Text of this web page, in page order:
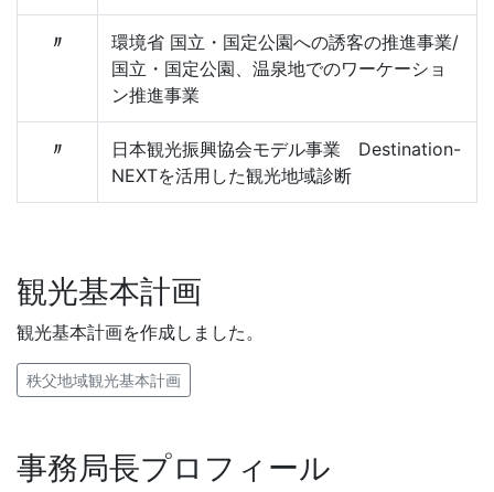
〃
環境省 国立・国定公園への誘客の推進事業/
国立・国定公園、温泉地でのワーケーショ
ン推進事業
〃
日本観光振興協会モデル事業 Destination-
NEXTを活用した観光地域診断
観光基本計画
観光基本計画を作成しました。
秩父地域観光基本計画
事務局長プロフィール